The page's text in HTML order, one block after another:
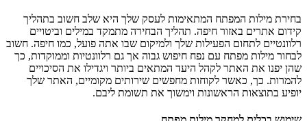
בחירת מילות המפתח המתאימות לעסק שלך היא שלב חשוב בתהליך
קידום אתרים באזור חיפה. תהליך הבחירה מתמקד במילים וביטויים
רלוונטיים לתחום הפעילות שלך ולמיקום שבו אתה פועל, כמו חיפה. חשוב
לבחור מילות מפתח עם נפח חיפוש גבוה אך גם רלוונטיות וממוקדות, כך
שהן יפנו את האתר לקהל היעד המתאים ביותר ויגדילו את הסיכויים
להמרות. כך, כאשר לקוחות מחפשים שירותים מקומיים, האתר שלך
יופיע בתוצאות הראשונות וימשוך את תשומת ליבם.